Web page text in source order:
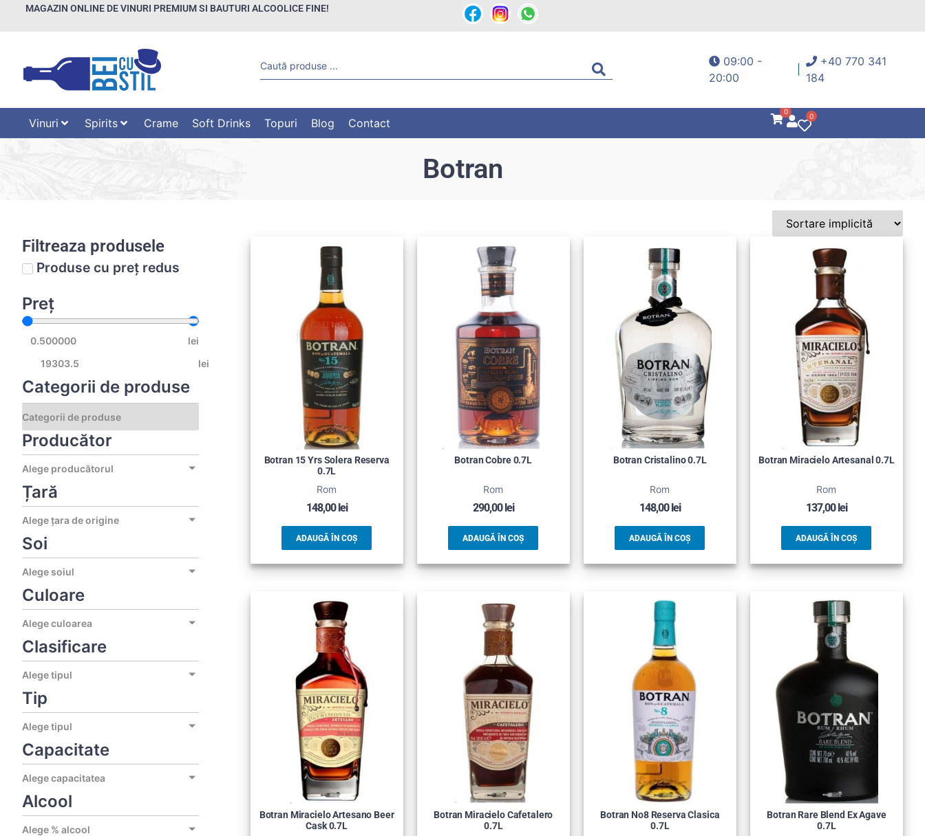
MAGAZIN ONLINE DE VINURI PREMIUM SI BAUTURI ALCOOLICE FINE!
09:00 -
20:00
+40 770 341
184
Vinuri Spirits Crame Soft Drinks Topuri Blog Contact
0
0
Botran
Filtreaza produsele
Produse cu preț redus
Preț
lei
lei
Categorii de produse
Producător
Alege producătorul
Țară
Alege țara de origine
Soi
Alege soiul
Culoare
Alege culoarea
Clasificare
Alege tipul
Tip
Alege tipul
Capacitate
Alege capacitatea
Alcool
Alege % alcool
Botran 15 Yrs Solera Reserva
0.7L
Rom
148,00lei
ADAUGĂ ÎN COȘ
Botran Cobre 0.7L
Rom
290,00lei
ADAUGĂ ÎN COȘ
Botran Cristalino 0.7L
Rom
148,00lei
ADAUGĂ ÎN COȘ
Botran Miracielo Artesanal 0.7L
Rom
137,00lei
ADAUGĂ ÎN COȘ
Botran Miracielo Artesano Beer
Cask 0.7L
Botran Miracielo Cafetalero
0.7L
Botran No8 Reserva Clasica
0.7L
Botran Rare Blend Ex Agave
0.7L